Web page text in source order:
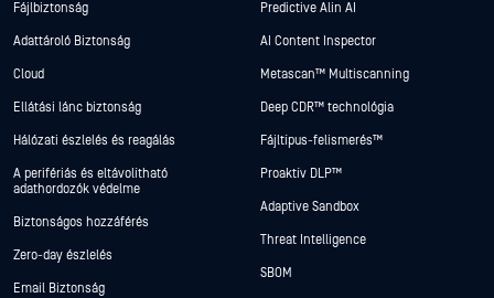
Fájlbiztonság
Adattároló Biztonság
Cloud
Ellátási lánc biztonság
Hálózati észlelés és reagálás
A perifériás és eltávolítható
adathordozók védelme
Biztonságos hozzáférés
Zero-day észlelés
Email Biztonság
Predictive Alin AI
AI Content Inspector
Metascan™ Multiscanning
Deep CDR™ technológia
Fájltípus-felismerés™
Proaktív DLP™
Adaptive Sandbox
Threat Intelligence
SBOM